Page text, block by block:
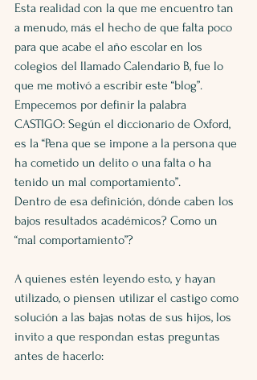
Esta realidad con la que me encuentro tan
a menudo, más el hecho de que falta poco
para que acabe el año escolar en los
colegios del llamado Calendario B, fue lo
que me motivó a escribir este “blog”.
Empecemos por definir la palabra
CASTIGO: Según el diccionario de Oxford,
es la “Pena que se impone a la persona que
ha cometido un delito o una falta o ha
tenido un mal comportamiento”.
Dentro de esa definición, dónde caben los
bajos resultados académicos? Como un
“mal comportamiento”?
A quienes estén leyendo esto, y hayan
utilizado, o piensen utilizar el castigo como
solución a las bajas notas de sus hijos, los
invito a que respondan estas preguntas
antes de hacerlo: